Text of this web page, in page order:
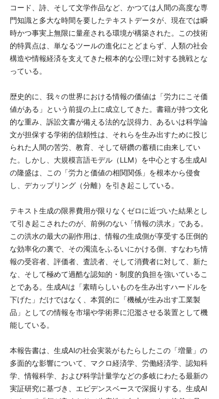
コード、詩、そして文学作品など、かつては人間の高度な専
門知識と多大な時間を要したテキストデータが、現在では瞬
時かつ事実上無限に量産される環境が構築された。この技術
的特異点は、単なるツールの進化にとどまらず、人類の社会
構造や情報経済を支えてきた根本的な公理に対する挑戦とな
っている。
歴史的に、我々の世界における情報の価値は「労力にこそ価
値がある」という前提の上に成立してきた。書籍が持つ文化
的な重み、訴訟文書が備える法的な説得力、あるいは科学論
文が担保する学術的信頼性は、それらを生み出すために投じ
られた人間の苦労、教育、そして研鑽の蓄積に由来してい
た。しかし、大規模言語モデル（LLM）を中心とする生成AI
の隆盛は、この「労力と価値の相関関係」を根本から侵食
し、デカップリング（分離）を引き起こしている。
テキスト生成の限界費用が限りなくゼロに近づいた結果とし
て引き起こされたのが、前例のない「情報の洪水」である。
この洪水の最大の副作用は、情報の生成側が享受する圧倒的
な効率化の裏で、その濁流をふるいにかける側、すなわち情
報の受容者、評価者、査読者、そして消費者に対して、新た
な、そして極めて過酷な認知的・制度的負担を強いているこ
とである。生成AIは「素晴らしいものを生み出すハードルを
下げた」だけではなく、本質的に「機械が生み出す工業製
品」としての情報を市場や学術界に氾濫させる装置として機
能している。
本報告書は、生成AIの社会実装がもたらしたこの「増量」の
多面的な影響について、マクロ経済学、労働経済学、認知科
学、情報科学、および科学計量学などの多岐にわたる最新の
実証研究に基づき、エビデンスベースで深掘りする。生成AI